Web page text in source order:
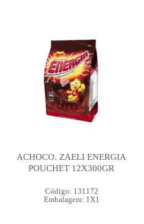
ACHOCO. ZAELI ENERGIA
POUCHET 12X300GR
Código: 131172
Embalagem: 1X1